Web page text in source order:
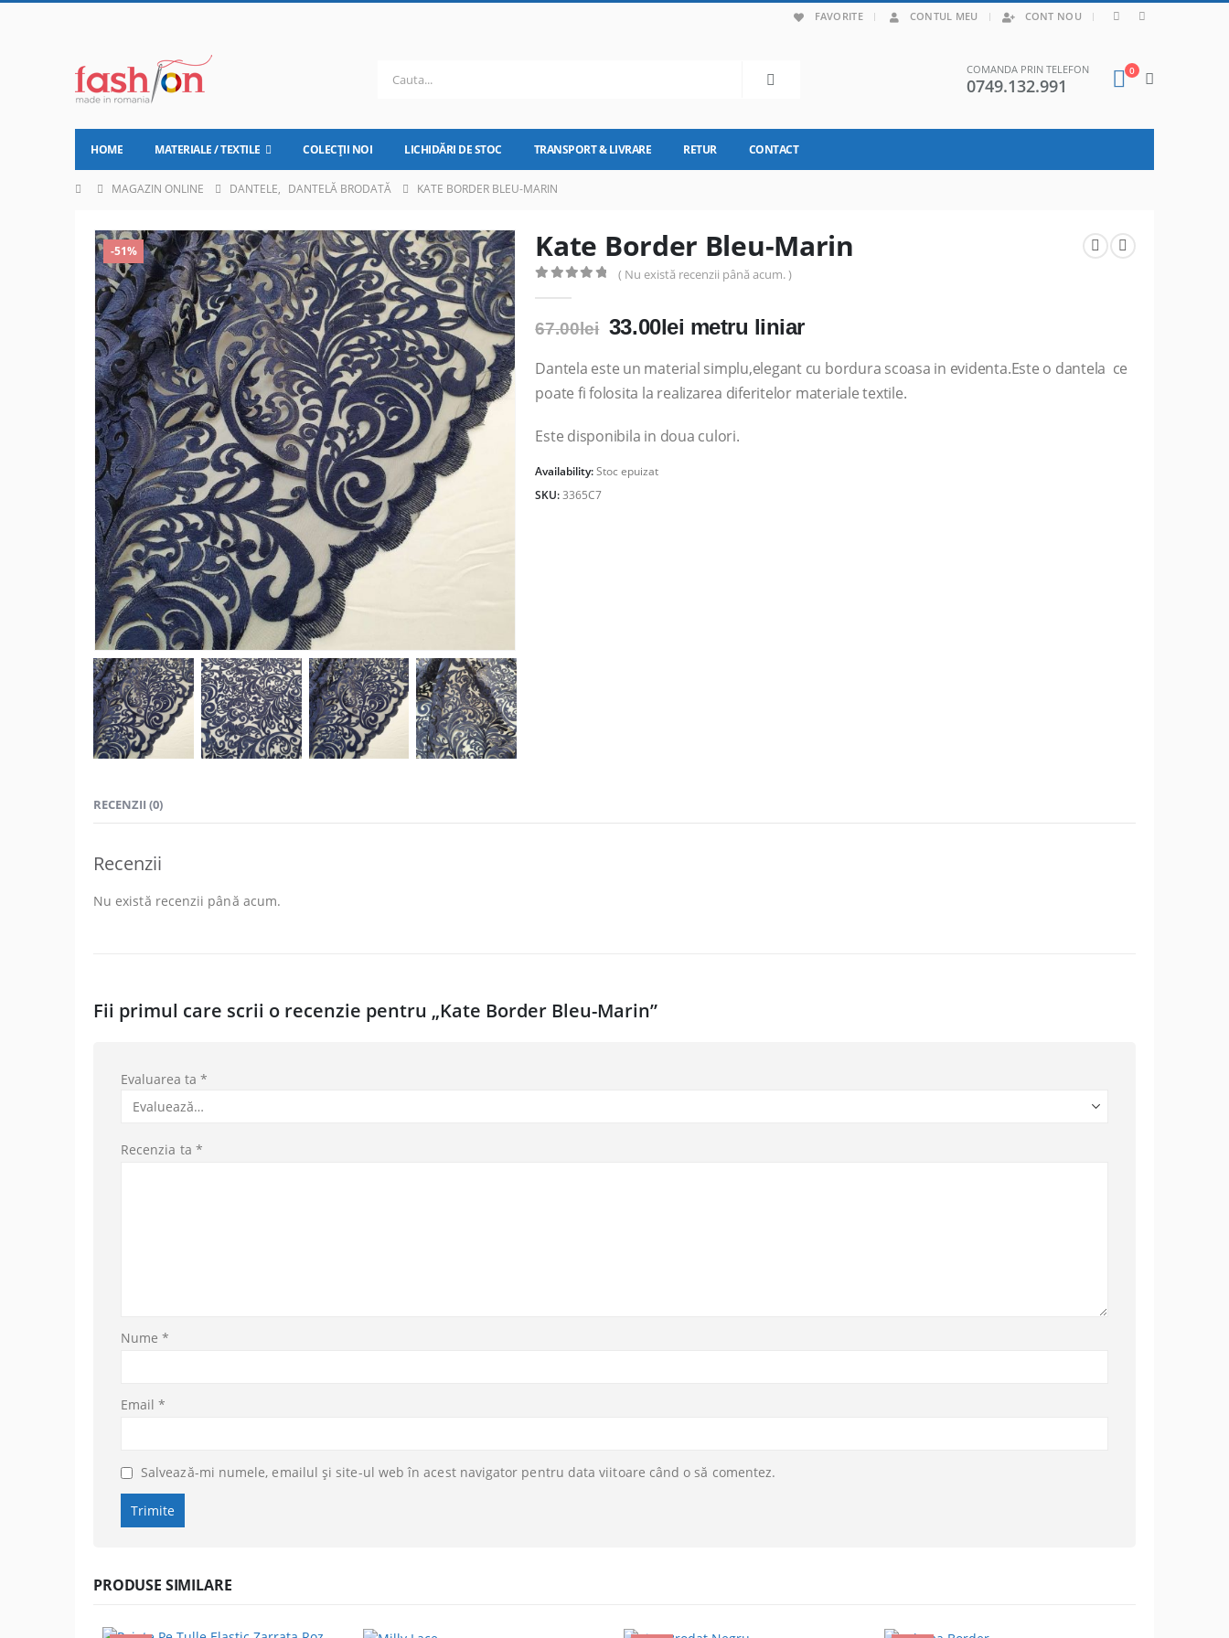
FAVORITE CONTUL MEU CONT NOU |
COMANDA PRIN TELEFON
0749.132.991
0
HOME MATERIALE / TEXTILE COLECȚII NOI LICHIDĂRI DE STOC TRANSPORT & LIVRARE RETUR CONTACT
MAGAZIN ONLINE DANTELE, DANTELĂ BRODATĂ KATE BORDER BLEU-MARIN
-51% Kate Border Bleu-Marin
( Nu există recenzii până acum. )
67.00lei Prețul
a
fost:
33.00lei Prețul
este:
33.00lei.
metru liniar
Dantela este un material simplu,elegant cu bordura scoasa in evidenta.Este o dantela ce
poate fi folosita la realizarea diferitelor materiale textile.
Este disponibila in doua culori.
Availability:Stoc epuizat
SKU:3365C7
RECENZII (0)
Recenzii
Nu există recenzii până acum.
Fii primul care scrii o recenzie pentru „Kate Border Bleu-Marin”
Evaluarea ta *
Recenzia ta *
Nume*
Email*
Salvează-mi numele, emailul și site-ul web în acest navigator pentru data viitoare când o să comentez.
PRODUSE SIMILARE